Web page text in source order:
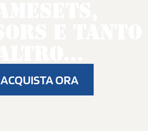
ACQUISTA ORA